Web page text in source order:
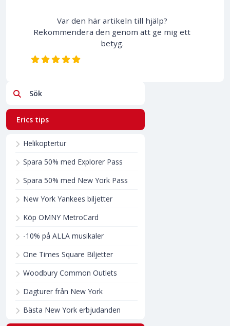
Var den här artikeln till hjälp?
Rekommendera den genom att ge mig ett
betyg.
Sök
Erics tips
Helikoptertur
Spara 50% med Explorer Pass
Spara 50% med New York Pass
New York Yankees biljetter
Köp OMNY MetroCard
-10% på ALLA musikaler
One Times Square Biljetter
Woodbury Common Outlets
Dagturer från New York
Bästa New York erbjudanden